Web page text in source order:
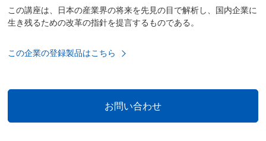
この講座は、日本の産業界の将来を先見の目で解析し、国内企業に
生き残るための改革の指針を提言するものである。
この企業の登録製品はこちら